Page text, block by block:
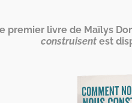
sa
l’a fait !
premier livre de Maïlys
construisentest